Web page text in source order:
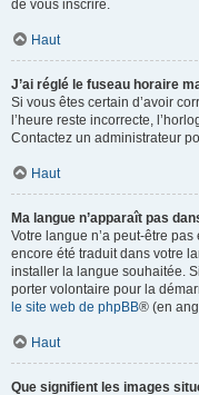
de vous inscrire.
Haut
J’ai réglé le fuseau horaire
Si vous êtes certain d’avoir
l’heure reste incorrecte,
Contactez un administrateur
Haut
Ma langue n’apparaît pas
Votre langue n’a peut-être
encore été traduit dans votre
installer la langue souhaitée.
porter volontaire pour la
le site web de phpBB® (en
Haut
Que signifient les images